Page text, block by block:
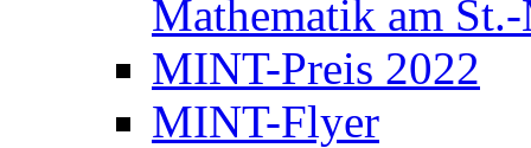
Mathematik am
MINT-Preis 2022
MINT-Flyer